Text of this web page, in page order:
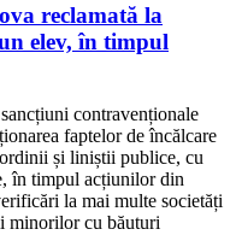
reclamată la
elev, în timpul
contravenționale
faptelor de încălcare
și liniștii publice, cu
în timpul acțiunilor din
la mai multe societăți
minorilor cu băuturi